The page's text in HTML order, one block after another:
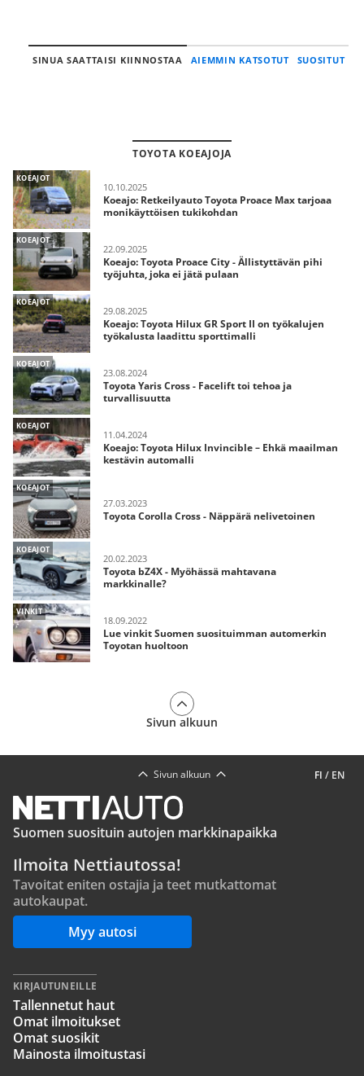
SINUA SAATTAISI KIINNOSTAA AIEMMIN KATSOTUT SUOSITUT
TOYOTA KOEAJOJA
KOEAJOT
10.10.2025
Koeajo: Retkeilyauto Toyota Proace Max tarjoaa
monikäyttöisen tukikohdan
KOEAJOT
22.09.2025
Koeajo: Toyota Proace City - Ällistyttävän pihi
työjuhta, joka ei jätä pulaan
KOEAJOT
29.08.2025
Koeajo: Toyota Hilux GR Sport II on työkalujen
työkalusta laadittu sporttimalli
KOEAJOT
23.08.2024
Toyota Yaris Cross - Facelift toi tehoa ja
turvallisuutta
KOEAJOT
11.04.2024
Koeajo: Toyota Hilux Invincible – Ehkä maailman
kestävin automalli
KOEAJOT
27.03.2023
Toyota Corolla Cross - Näppärä nelivetoinen
KOEAJOT
20.02.2023
Toyota bZ4X - Myöhässä mahtavana
markkinalle?
VINKIT
18.09.2022
Lue vinkit Suomen suosituimman automerkin
Toyotan huoltoon
Sivun alkuun
FI / EN
Sivun alkuun
Suomen suosituin autojen markkinapaikka
Ilmoita Nettiautossa!
Tavoitat eniten ostajia ja teet mutkattomat
autokaupat.
Myy autosi
KIRJAUTUNEILLE
Tallennetut haut
Omat ilmoitukset
Omat suosikit
Mainosta ilmoitustasi